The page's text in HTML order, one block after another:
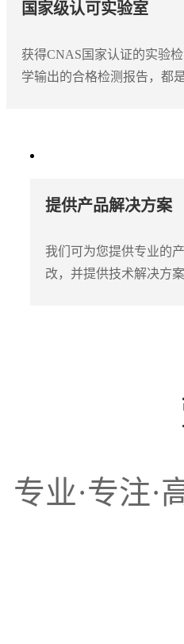
国家级认可实验室
获得CNAS国家认证的实验
学输出的合格检测报告，都
提供产品解决方案
我们可为您提供专业的
改，并提供技术解决方案
专业·专注